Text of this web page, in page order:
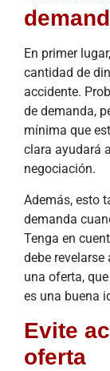
En primer
cantidad de
accidente.
de demanda,
mínima que
clara ayudará
negociación.
Además, esto
demanda
Tenga en
debe
una oferta,
es una buena
Evite
oferta